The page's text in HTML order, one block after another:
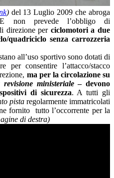
) del 13 Luglio 2009 che abroga
non prevede l’obbligo di
direzione perciclomotori a due
quadriciclo senza carrozzeria
all’uso sportivo sono dotati di
per consentire l’attacco/stacco
ma per la circolazione su
ministeriale– devono
di sicurezza. A tutti gli
pista regolarmente immatricolati
fornito tutto l’occorrente per la
di destra)